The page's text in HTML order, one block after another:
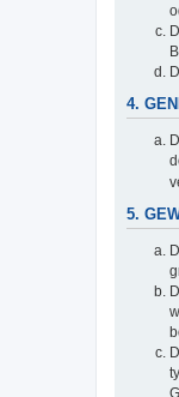
4.
5.